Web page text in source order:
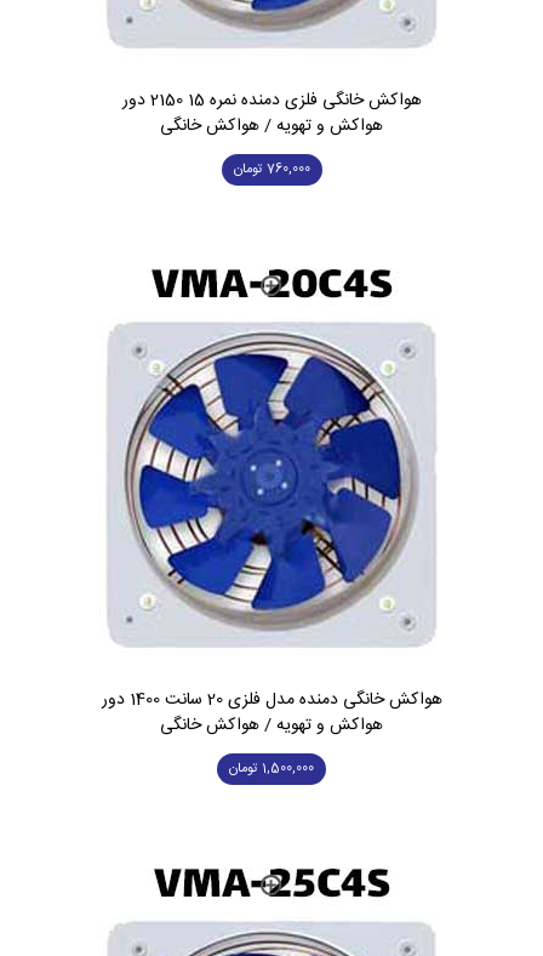
هواکش خانگی فلزی دمنده نمره 15 2150 دور
هواکش و تهویه / هواکش خانگی
760,000 تومان
هواکش خانگی دمنده مدل فلزی 20 سانت 1400 دور
هواکش و تهویه / هواکش خانگی
1,500,000 تومان